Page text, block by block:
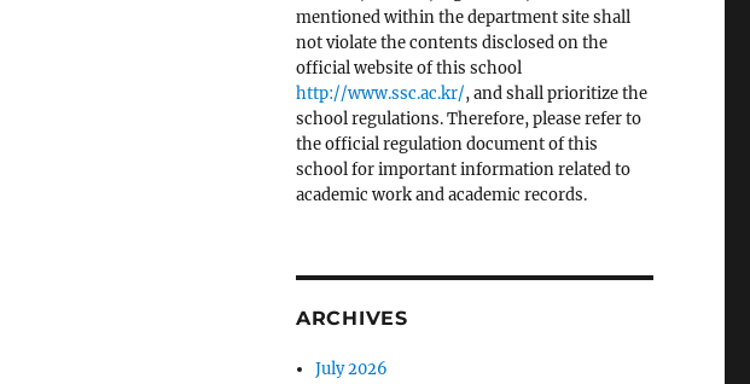
mentioned within the department site shall
not violate the contents disclosed on the
official website of this school
http://www.ssc.ac.kr/, and shall prioritize the
school regulations. Therefore, please refer to
the official regulation document of this
school for important information related to
academic work and academic records.
ARCHIVES
July 2026